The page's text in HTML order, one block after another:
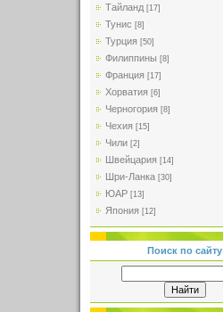
Тайланд [17]
Тунис [8]
Турция [50]
Филиппины [8]
Франция [17]
Хорватия [6]
Черногория [8]
Чехия [15]
Чили [2]
Швейцария [14]
Шри-Ланка [30]
ЮАР [13]
Япония [12]
Поиск по сайту